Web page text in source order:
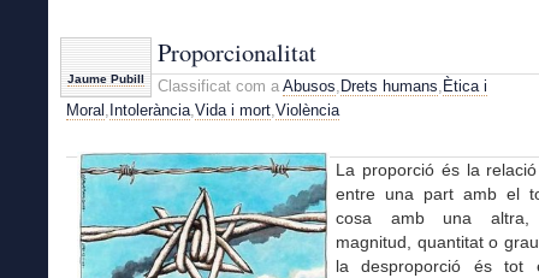
Jaume Pubill
Proporcionalitat
Classificat com a Abusos Drets humans Ètica i
Moral
Intolerància Vida i mort Violència
La proporció és la
entre una part amb el
cosa amb una
magnitud, quantitat o
la desproporció és tot